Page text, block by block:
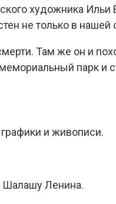
художника
не только в нашей
Там же он и
парк и
и живописи.
Шалашу Ленина.